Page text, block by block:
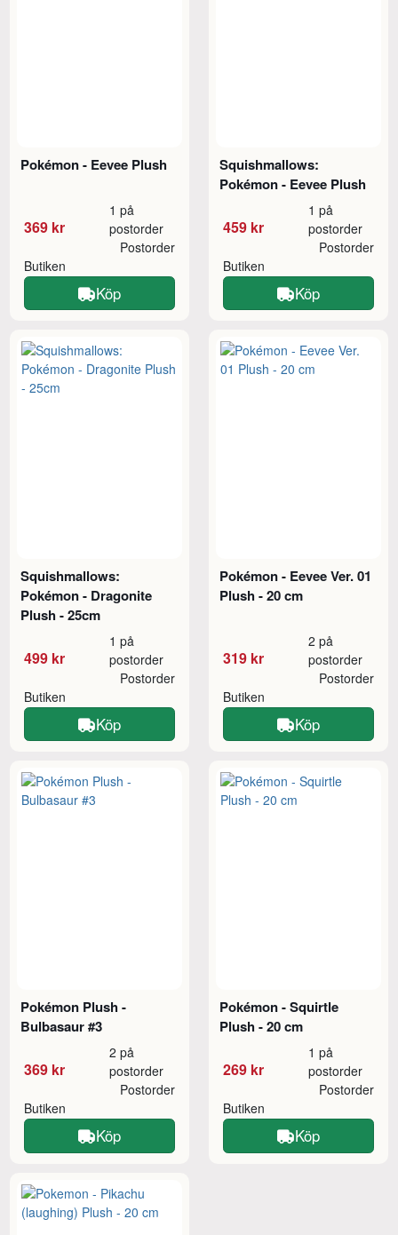
Pokémon - Eevee Plush
369 kr
1 på
postorder
Butiken
Postorder
Köp
Squishmallows:
Pokémon - Eevee Plush
459 kr
1 på
postorder
Butiken
Postorder
Köp
Squishmallows:
Pokémon - Dragonite
Plush - 25cm
499 kr
1 på
postorder
Butiken
Postorder
Köp
Pokémon - Eevee Ver. 01
Plush - 20 cm
319 kr
2 på
postorder
Butiken
Postorder
Köp
Pokémon Plush -
Bulbasaur #3
369 kr
2 på
postorder
Butiken
Postorder
Köp
Pokémon - Squirtle
Plush - 20 cm
269 kr
1 på
postorder
Butiken
Postorder
Köp